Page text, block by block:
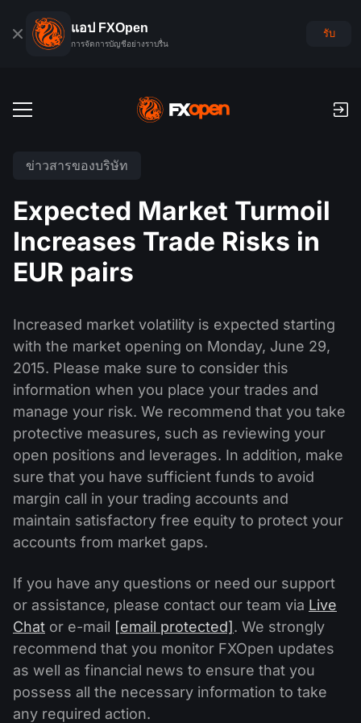
แอป FXOpen
การจัดการบัญชีอย่างราบรื่น
รับ
บัญชีฟอเร็กซ์เดโม
ค่าคอมมิชชั่นและสว๊อป
การชำระเงิน
การฝากเงินและถอนเงิน
PAMM
การจัดอันดับบัญชี PAMM
PAMM คืออะไร?
PAMM ECN
Masters และ Followers
เครื่องมือของเทรดเดอร์
โปรโมชั่น
การแข่งขันฟอเร็กซ์
ฟอเร็กซ์
ดัชนี
ยหุ้น
ETF
สกุลเงินดิจิตอล
แพลตฟอร์มเทรด
TickTrader
FXOpen App
Android FXOpen App
FIX API
ปฏิทินเศรษฐกิจ
ข่าวสารและการวิเคราะห์
ปฏิทินเงินปันผล
ฟอรั่มฟอเร็กซ์
ศูนย์ช่วยเหลือ
การเทรด CFD คืออะไร?
การเทรด ECN คืออะไร?
ข่าวบริษัท
ทำไมเรา?
ประวัติศาสตร์
ติดต่อเรา
ข่าวสารของบริษัท
Expected Market Turmoil
Increases Trade Risks in
EUR pairs
Increased market volatility is expected starting
with the market opening on Monday, June 29,
2015. Please make sure to consider this
information when you place your trades and
manage your risk. We recommend that you take
protective measures, such as reviewing your
open positions and leverages. In addition, make
sure that you have sufficient funds to avoid
margin call in your trading accounts and
maintain satisfactory free equity to protect your
accounts from market gaps.
If you have any questions or need our support
or assistance, please contact our team via Live
Chat or e-mail [email protected] . We strongly
recommend that you monitor FXOpen updates
as well as financial news to ensure that you
possess all the necessary information to take
any required action.